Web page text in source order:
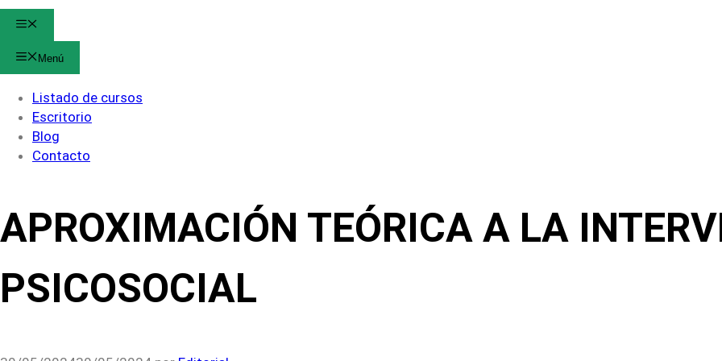
Menú
Listado de cursos
Escritorio
Blog
Contacto
APROXIMACIÓN TEÓRICA A LA
PSICOSOCIAL